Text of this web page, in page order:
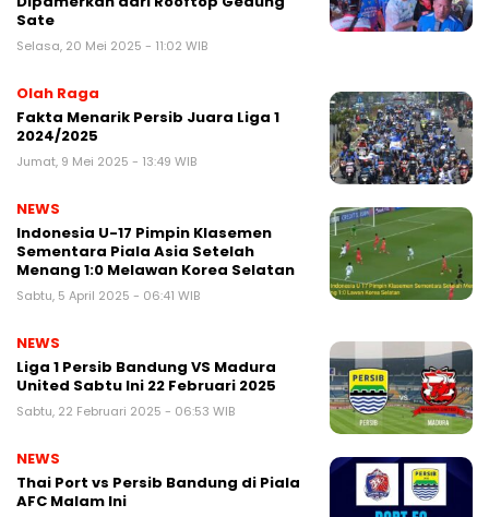
Sate
Selasa, 20 Mei 2025 - 11:02 WIB
Olah Raga
Fakta Menarik Persib Juara Liga 1
2024/2025
Jumat, 9 Mei 2025 - 13:49 WIB
NEWS
Indonesia U-17 Pimpin Klasemen
Sementara Piala Asia Setelah
Menang 1:0 Melawan Korea Selatan
Sabtu, 5 April 2025 - 06:41 WIB
NEWS
Liga 1 Persib Bandung VS Madura
United Sabtu Ini 22 Februari 2025
Sabtu, 22 Februari 2025 - 06:53 WIB
NEWS
Thai Port vs Persib Bandung di Piala
AFC Malam Ini